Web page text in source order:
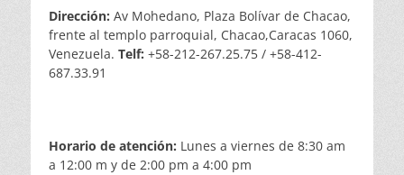
Dirección: Av Mohedano, Plaza Bolívar de Chacao,
frente al templo parroquial, Chacao,Caracas 1060,
Venezuela. Telf: +58-212-267.25.75 / +58-412-
687.33.91
Horario de atención: Lunes a viernes de 8:30 am
a 12:00 m y de 2:00 pm a 4:00 pm